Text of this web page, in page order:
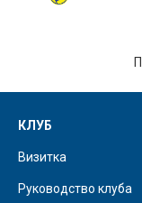
КЛУБ
Визитка
Руководство клуба